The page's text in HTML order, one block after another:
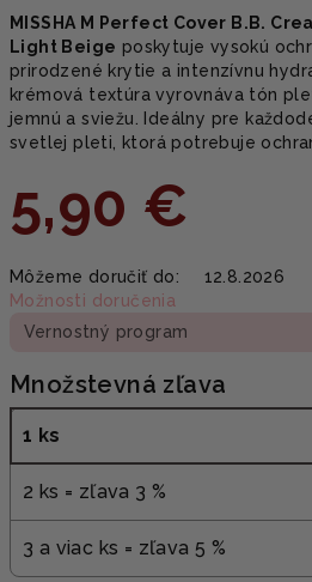
MISSHA M Perfect Cover B.B.
Light Beige poskytuje vysokú
prirodzené krytie a intenzívnu
krémová textúra vyrovnáva tón
jemnú a sviežu. Ideálny pre
svetlej pleti, ktorá potrebuje
5,90 €
cena:
Môžeme doručiť do:
12.8.2026
Možnosti doručenia
Vernostný program
Množstevná zľava
1 ks
2 ks = zľava 3 %
3 a viac ks = zľava 5 %